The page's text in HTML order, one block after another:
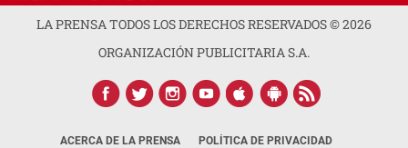
LA PRENSA TODOS LOS DERECHOS RESERVADOS ©2026
ORGANIZACIÓN PUBLICITARIA S.A.
ACERCA DE LA PRENSA POLÍTICA DE PRIVACIDAD